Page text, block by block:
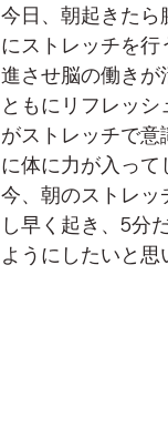
今日、朝起きたら
にストレッチを
進させ脳の働きが
ともにリフレッ
がストレッチで
に体に力が入って
今、朝のストレ
し早く起き、5分
ようにしたいと思